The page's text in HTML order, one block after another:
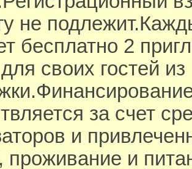
не
бесплатно 2
своих гостей
за счет
и
проживание и